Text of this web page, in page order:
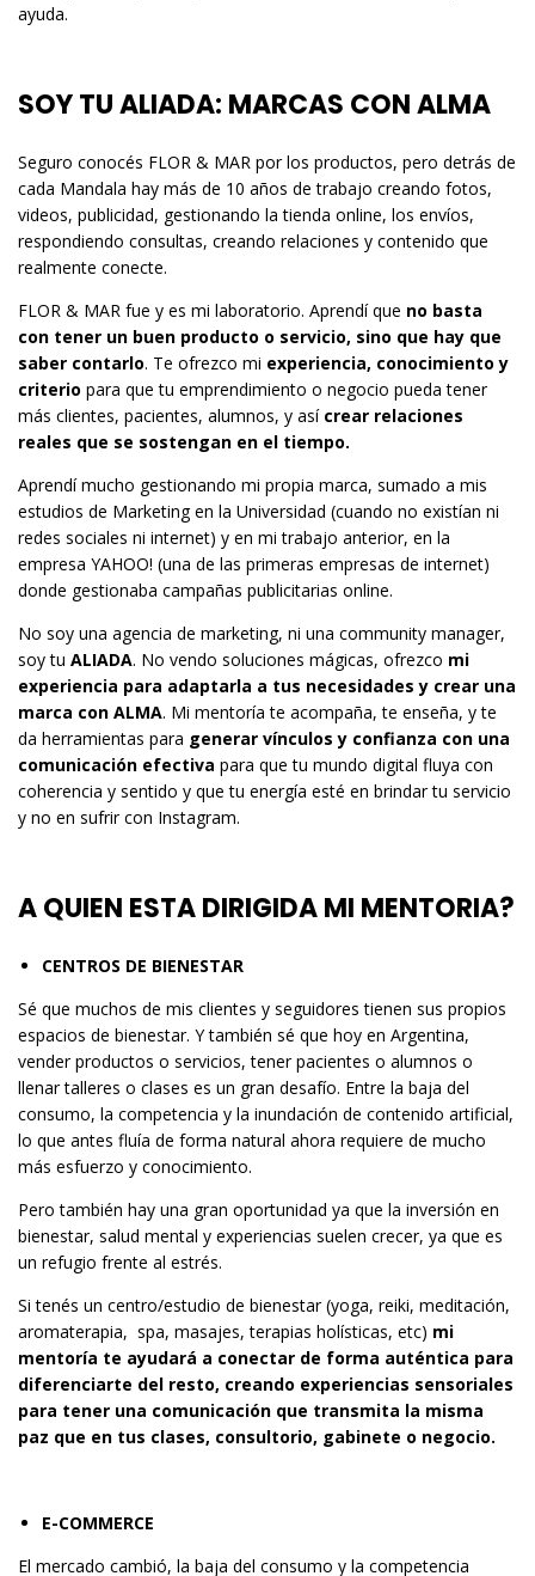
ayuda.
SOY TU ALIADA: MARCAS CON ALMA
Seguro conocés FLOR & MAR por los productos, pero detrás de
cada Mandala hay más de 10 años de trabajo creando fotos,
videos, publicidad, gestionando la tienda online, los envíos,
respondiendo consultas, creando relaciones y contenido que
realmente conecte.
FLOR & MAR fue y es mi laboratorio. Aprendí que no basta
con tener un buen producto o servicio, sino que hay que
saber contarlo. Te ofrezco mi experiencia, conocimiento y
criterio para que tu emprendimiento o negocio pueda tener
más clientes, pacientes, alumnos, y así crear relaciones
reales que se sostengan en el tiempo.
Aprendí mucho gestionando mi propia marca, sumado a mis
estudios de Marketing en la Universidad (cuando no existían ni
redes sociales ni internet) y en mi trabajo anterior, en la
empresa YAHOO! (una de las primeras empresas de internet)
donde gestionaba campañas publicitarias online.
No soy una agencia de marketing, ni una community manager,
soy tu ALIADA. No vendo soluciones mágicas, ofrezco mi
experiencia para adaptarla a tus necesidades y crear una
marca con ALMA. Mi mentoría te acompaña, te enseña, y te
da herramientas para generar vínculos y confianza con una
comunicación efectiva para que tu mundo digital fluya con
coherencia y sentido y que tu energía esté en brindar tu servicio
y no en sufrir con Instagram.
A QUIEN ESTA DIRIGIDA MI MENTORIA?
CENTROS DE BIENESTAR
Sé que muchos de mis clientes y seguidores tienen sus propios
espacios de bienestar. Y también sé que hoy en Argentina,
vender productos o servicios, tener pacientes o alumnos o
llenar talleres o clases es un gran desafío. Entre la baja del
consumo, la competencia y la inundación de contenido artificial,
lo que antes fluía de forma natural ahora requiere de mucho
más esfuerzo y conocimiento.
Pero también hay una gran oportunidad ya que la inversión en
bienestar, salud mental y experiencias suelen crecer, ya que es
un refugio frente al estrés.
Si tenés un centro/estudio de bienestar (yoga, reiki, meditación,
aromaterapia, spa, masajes, terapias holísticas, etc) mi
mentoría te ayudará a conectar de forma auténtica para
diferenciarte del resto, creando experiencias sensoriales
para tener una comunicación que transmita la misma
paz que en tus clases, consultorio, gabinete o negocio.
E-COMMERCE
El mercado cambió, la baja del consumo y la competencia